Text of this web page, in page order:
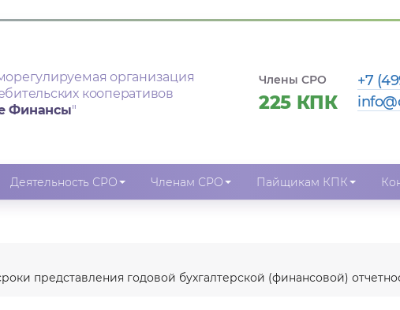
организация
кооперативов
Финансы"
Члены СРО
225 КПК
+7
Деятельность СРО Членам СРО Пайщикам КПК
представления годовой бухгалтерской (финансовой)